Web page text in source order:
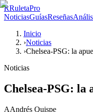
RRuletaPro
NoticiasGuíasReseñas
Inicio
›Noticias
›Chelsea-PSG: la
Noticias
Chelsea-PSG: la
AAndrés Quispe